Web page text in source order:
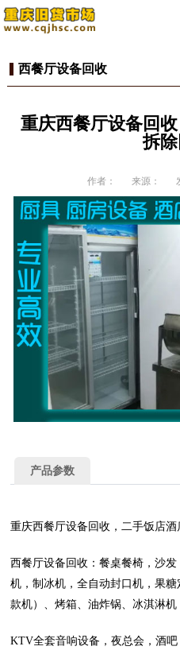
西餐厅设备回收
重庆西餐厅设备回
拆
作者： 来源：
产品参数
重庆西餐厅设备回收，二手饭店酒
西餐厅设备回收：餐桌餐椅，沙
机，制冰机，全自动封口机，果
款机）、烤箱、油炸锅、冰淇淋机
KTV全套音响设备，夜总会，酒